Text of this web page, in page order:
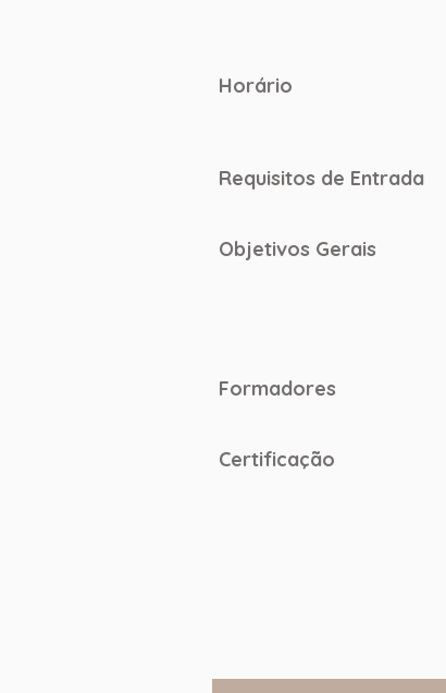
Requisitos de Entrada
Objetivos Gerais
Horário
Formadores
Certificação